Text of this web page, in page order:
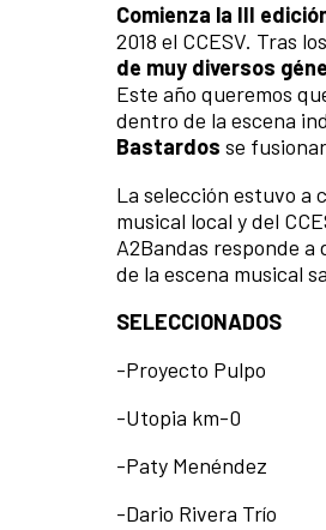
Comienza la III
2018 el CCESV. Tras
de muy diversos
Este año queremos
dentro de la escena
Bastardos se
La selección estuvo a
musical local y del
A2Bandas responde
de la escena musical
SELECCIONADOS
-Proyecto Pulpo
-Utopia km-0
-Paty Menéndez
-Dario Rivera Trío